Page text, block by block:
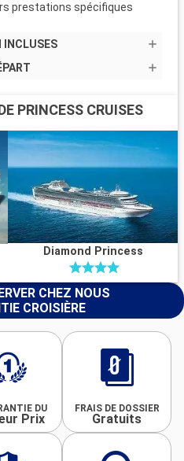
prestations spécifiques
INCLUSES
PRINCESS CRUISES
Diamond Princess
CHEZ NOUS
CROISIÈRE
DU
Prix
FRAIS DE DOSSIER
Gratuits